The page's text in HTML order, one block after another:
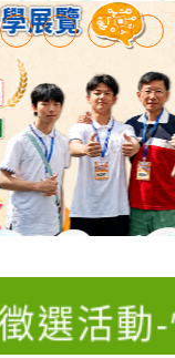
11招)】
第7次代
3招)】
中心「
期親子
選活動